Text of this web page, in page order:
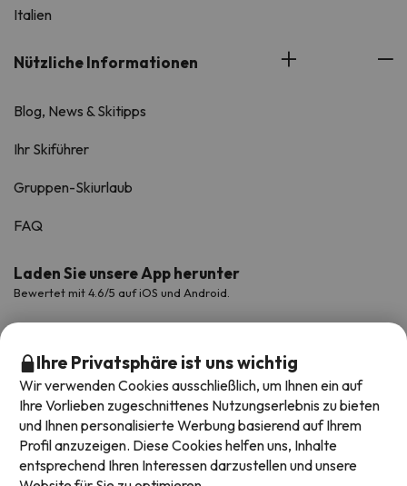
Italien
Nützliche Informationen
Blog, News & Skitipps
Ihr Skiführer
Gruppen-Skiurlaub
FAQ
Laden Sie unsere App herunter
Bewertet mit 4.6/5 auf iOS und Android.
Ihre Privatsphäre ist uns wichtig
Wir verwenden Cookies ausschließlich, um Ihnen ein auf
Ihre Vorlieben zugeschnittenes Nutzungserlebnis zu bieten
und Ihnen personalisierte Werbung basierend auf Ihrem
Profil anzuzeigen. Diese Cookies helfen uns, Inhalte
entsprechend Ihren Interessen darzustellen und unsere